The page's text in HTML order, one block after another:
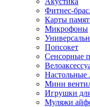
Фитнес-
Карты
Микрофоны
Попсокет
Сенсорные
Настольные
Мини
Игрушки
Муляжи